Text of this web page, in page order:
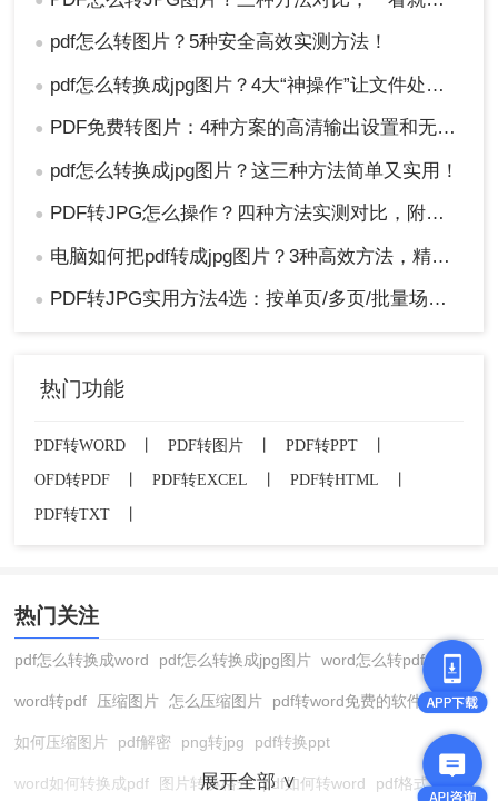
2、选择导出功能：
方法A：在右侧的“工具”面板中，找到并
-> “图像” -> “JPEG”。
图片的分辨率。默认可能是150 DPI，对于屏
幕显示足够。如果需要打印或保持极高清晰
度，建议设置为300 DPI或更高。分辨率越
高，图片文件越大，细节越清晰。
5、选择保存位置：在弹出的窗口中，为JPG
文件命名并选择保存位置，然后点击“保存”。
● pdf怎么转图片？5种安全高效实测方法！
● pdf怎么转换成jpg图片？4大“神操作”让文件处理效率飙升！
● PDF免费转图片：4种方案的高清输出设置和无损转换要点！
● pdf怎么转换成jpg图片？这三种方法简单又实用！
● PDF转JPG怎么操作？四种方法实测对比，附各场景最优选！
● 电脑如何把pdf转成jpg图片？3种高效方法，精准转换不踩坑！
● PDF转JPG实用方法4选：按单页/多页/批量场景分别推荐！
热门功能
PDF转WORD PDF转图片 PDF转PPT
OFD转PDF
PDF转EXCEL PDF转HTML
PDF转TXT
热门关注
pdf怎么转换成word pdf怎么转换成jpg图片 word怎么转pdf
word转pdf 压缩图片 怎么压缩图片 pdf转word免费的软件
如何压缩图片 pdf解密 png转jpg pdf转换ppt
word如何转换成pdf 图片转换格式 pdf如何转word pdf格式转换
展开全部 ∨